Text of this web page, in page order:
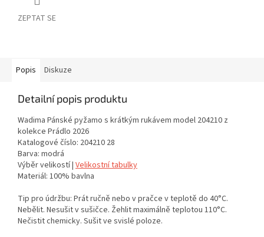
ZEPTAT SE
Popis Diskuze
Detailní popis produktu
Wadima Pánské pyžamo s krátkým rukávem model 204210 z
kolekce Prádlo 2026
Katalogové číslo: 204210 28
Barva: modrá
Výběr velikostí | Velikostní tabulky
Materiál: 100% bavlna
Tip pro údržbu: Prát ručně nebo v pračce v teplotě do 40°C.
Nebělit. Nesušit v sušičce. Žehlit maximálně teplotou 110°C.
Nečistit chemicky. Sušit ve svislé poloze.